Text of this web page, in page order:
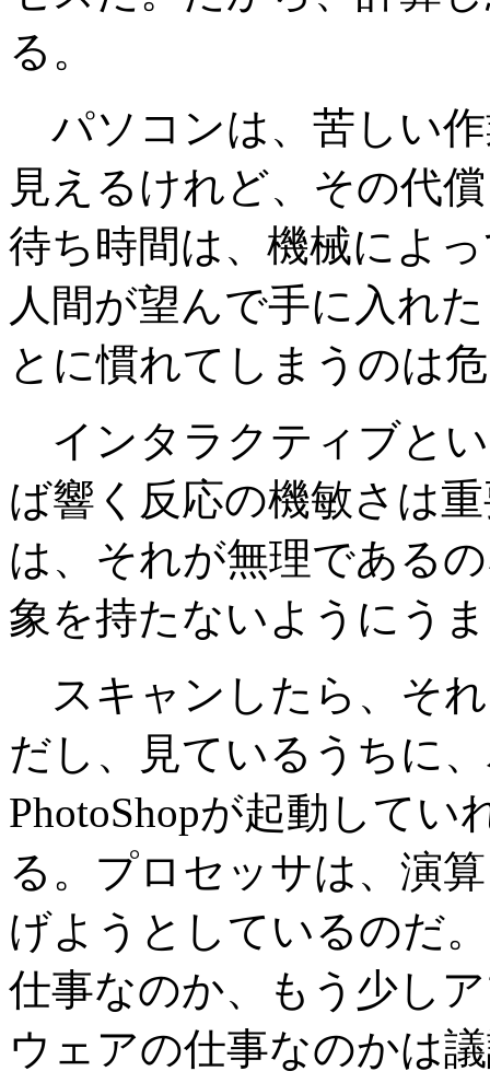
る。
パソコンは、苦しい
見えるけれど、その代
待ち時間は、機械によ
人間が望んで手に入れ
とに慣れてしまうのは
インタラクティブと
ば響く反応の機敏さは
は、それが無理である
象を持たないようにう
スキャンしたら、そ
だし、見ているうちに
PhotoShopが起動して
る。プロセッサは、演
げようとしているのだ
仕事なのか、もう少し
ウェアの仕事なのかは